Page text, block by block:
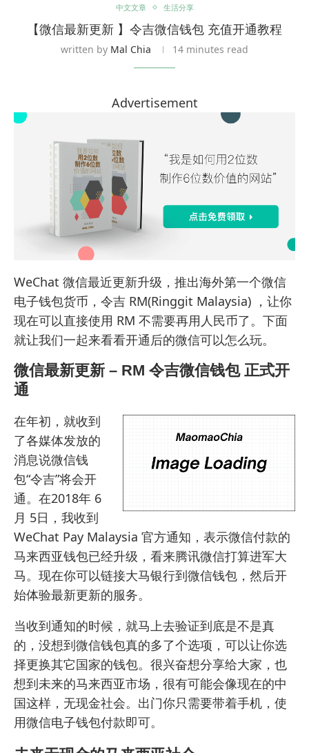
中文文章 生活分享
【微信最新更新 】令吉微信钱包 充值开通教程
written by Mal Chia 14 minutes read
Advertisement
WeChat 微信最近更新升级，推出海外第一个微信
电子钱包货币，令吉 RM(Ringgit Malaysia) ，让你
现在可以直接使用 RM 不需要再用人民币了。下面
就让我们一起来看看开通后的微信可以怎么玩。
微信最新更新 – RM 令吉微信钱包 正式开
通
在年初，就收到
了各媒体发放的
消息说微信钱
包“令吉”将会开
通。在2018年 6
月 5日，我收到
WeChat Pay Malaysia 官方通知， 表示微信付款的
马来西亚钱包已经升级，看来腾讯微信打算进军大
马。现在你可以链接大马银行到微信钱包，然后开
始体验最新更新的服务。
当收到通知的时候，就马上去验证到底是不是真
的，没想到微信钱包真的多了个选项，可以让你选
择更换其它国家的钱包。很兴奋想分享给大家，也
想到未来的马来西亚市场，很有可能会像现在的中
国这样，无现金社会。出门你只需要带着手机，使
用微信电子钱包付款即可。